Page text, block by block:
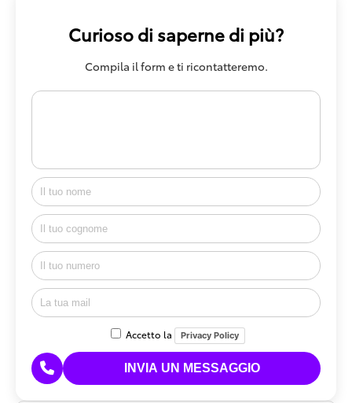
Curioso di saperne di più?
Compila il form e ti ricontatteremo.
Accetto la Privacy Policy